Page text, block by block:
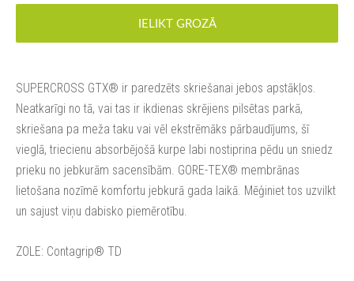
IELIKT GROZĀ
SUPERCROSS GTX® ir paredzēts skriešanai jebos apstākļos.
Neatkarīgi no tā, vai tas ir ikdienas skrējiens pilsētas parkā,
skriešana pa meža taku vai vēl ekstrēmāks pārbaudījums, šī
vieglā, triecienu absorbējošā kurpe labi nostiprina pēdu un sniedz
prieku no jebkurām sacensībām. GORE-TEX® membrānas
lietošana nozīmē komfortu jebkurā gada laikā. Mēģiniet tos uzvilkt
un sajust viņu dabisko piemērotību.
ZOLE: Contagrip® TD